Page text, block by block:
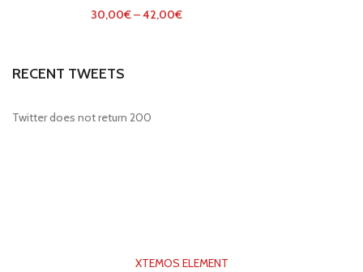
30,00€–42,00€
RECENT TWEETS
Twitter does not return 200
XTEMOS ELEMENT